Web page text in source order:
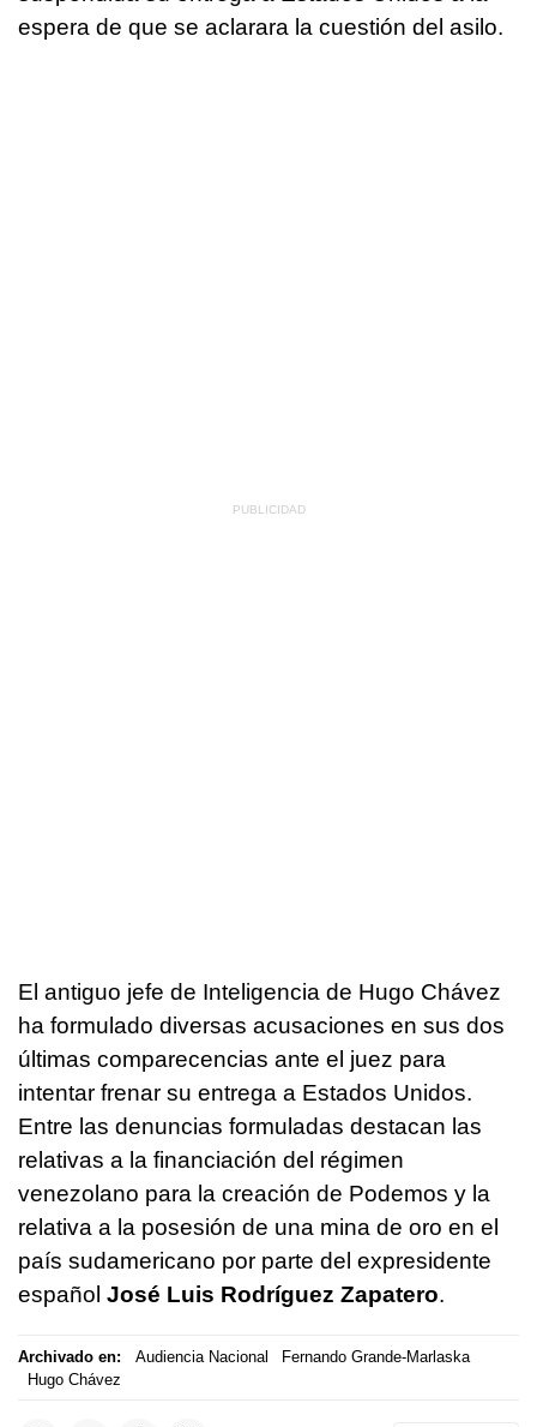
espera de que se aclarara la cuestión del asilo.
El antiguo jefe de Inteligencia de Hugo Chávez
ha formulado diversas acusaciones en sus dos
últimas comparecencias ante el juez para
intentar frenar su entrega a Estados Unidos.
Entre las denuncias formuladas destacan las
relativas a la financiación del régimen
venezolano para la creación de Podemos y la
relativa a la posesión de una mina de oro en el
país sudamericano por parte del expresidente
español José Luis Rodríguez Zapatero.
Archivado en: Audiencia Nacional
Fernando Grande-Marlaska
Hugo Chávez